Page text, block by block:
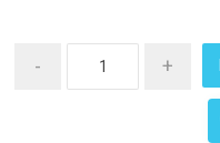
- +